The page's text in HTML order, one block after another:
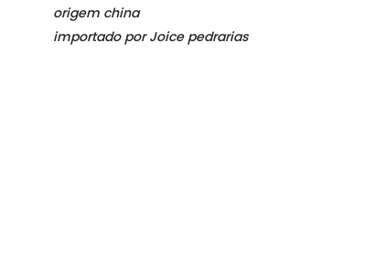
origem china
importado por Joice pedrarias